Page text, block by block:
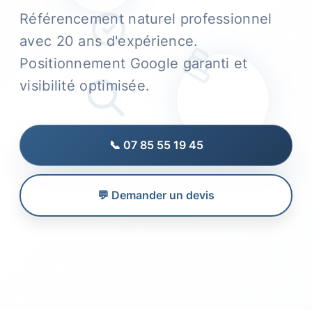
Référencement naturel professionnel
avec 20 ans d'expérience.
Positionnement Google garanti et
visibilité optimisée.
📞 07 85 55 19 45
💬 Demander un devis